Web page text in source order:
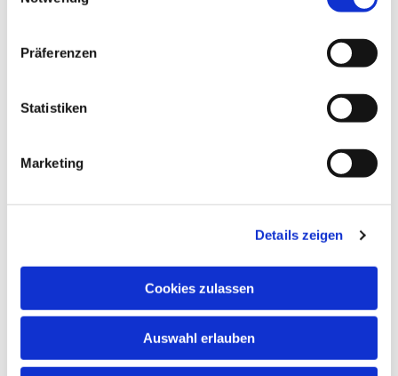
Präferenzen
Statistiken
Marketing
Details zeigen
Cookies zulassen
Auswahl erlauben